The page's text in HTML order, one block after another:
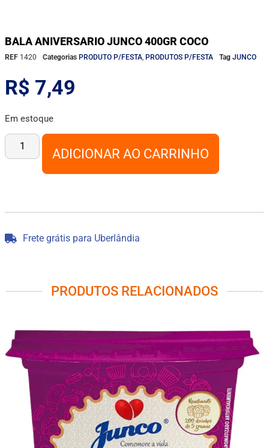
BALA ANIVERSARIO JUNCO 400GR COCO
REF 1420 Categorias PRODUTO P/FESTA PRODUTOS P/FESTA Tag JUNCO
R$ 7,49
Em estoque
ADICIONAR AO CARRINHO
Frete grátis para Uberlândia
PRODUTOS RELACIONADOS